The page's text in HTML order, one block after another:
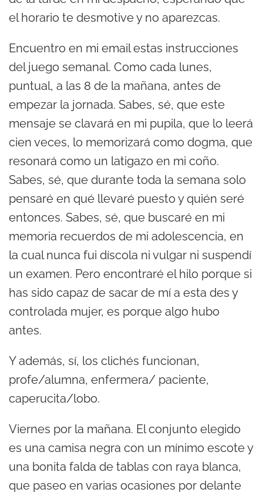
u
d
i
o
el horario te desmotive y no aparezcas.
Encuentro en mi email estas instrucciones
del juego semanal. Como cada lunes,
puntual, a las 8 de la mañana, antes de
empezar la jornada. Sabes, sé, que este
mensaje se clavará en mi pupila, que lo leerá
cien veces, lo memorizará como dogma, que
resonará como un latigazo en mi coño.
Sabes, sé, que durante toda la semana solo
pensaré en qué llevaré puesto y quién seré
entonces. Sabes, sé, que buscaré en mi
memoria recuerdos de mi adolescencia, en
la cual nunca fui díscola ni vulgar ni suspendí
un examen. Pero encontraré el hilo porque si
has sido capaz de sacar de mí a esta des y
controlada mujer, es porque algo hubo
antes.
Y además, sí, los clichés funcionan,
profe/alumna, enfermera/ paciente,
caperucita/lobo.
Viernes por la mañana. El conjunto elegido
es una camisa negra con un mínimo escote y
una bonita falda de tablas con raya blanca,
que paseo en varias ocasiones por delante